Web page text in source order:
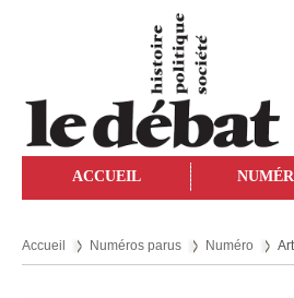
ACCUEIL
Accueil Numéros parus Numéro